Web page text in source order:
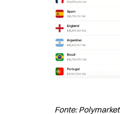
Fonte: Polymarket